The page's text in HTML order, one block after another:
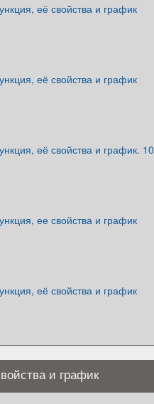
её свойства и график
её свойства и график
её свойства и график. 10
ее свойства и график
её свойства и график
и график